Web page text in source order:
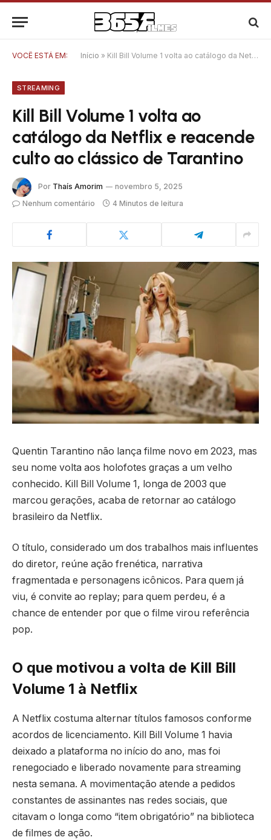
VOCÊ ESTÁ EM: Início » Kill Bill Volume 1 volta ao catálogo da Netflix e reacende culto ao clássico de Tarantino
STREAMING
Kill Bill Volume 1 volta ao
catálogo da Netflix e reacende
culto ao clássico de Tarantino
Por Thaís Amorim
novembro 5, 2025
Nenhum comentário
4 Minutos de leitura
Quentin Tarantino não lança filme novo em 2023, mas
seu nome volta aos holofotes graças a um velho
conhecido. Kill Bill Volume 1, longa de 2003 que
marcou gerações, acaba de retornar ao catálogo
brasileiro da Netflix.
O título, considerado um dos trabalhos mais influentes
do diretor, reúne ação frenética, narrativa
fragmentada e personagens icônicos. Para quem já
viu, é convite ao replay; para quem perdeu, é a
chance de entender por que o filme virou referência
pop.
O que motivou a volta de Kill Bill
Volume 1 à Netflix
A Netflix costuma alternar títulos famosos conforme
acordos de licenciamento. Kill Bill Volume 1 havia
deixado a plataforma no início do ano, mas foi
renegociado e liberado novamente para streaming
nesta semana. A movimentação atende a pedidos
constantes de assinantes nas redes sociais, que
citavam o longa como “item obrigatório” na biblioteca
de filmes de ação.